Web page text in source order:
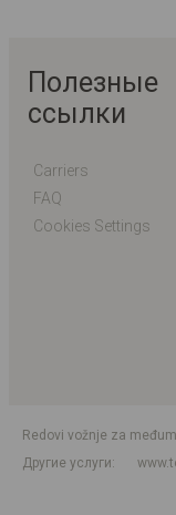
Полезные
ссылки
Carriers
FAQ
Cookies Settings
Redovi vožnje za
Другие услуги